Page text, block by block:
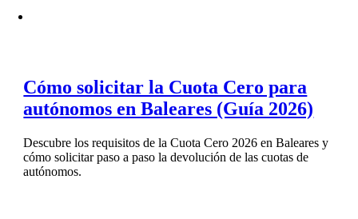
Cómo solicitar la Cuota Cero para
autónomos en Baleares (Guía 2026)
Descubre los requisitos de la Cuota Cero 2026 en Baleares y
cómo solicitar paso a paso la devolución de las cuotas de
autónomos.